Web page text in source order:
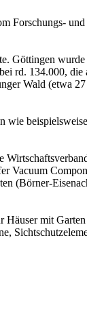
Forschungs-
Göttingen
rd. 134.000,
Wald (etwa
wie
Vacuum
(Börner-
mit